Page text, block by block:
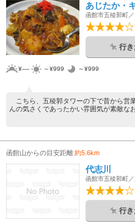
あじたか・
函館市五稜郭町
行
¥---- ～¥999 ～¥999
こちら、五稜郭タワーの下で昔から営
んの気さくであったかい雰囲気が素敵な
函館山からの目安距離約5.6km
代志川
函館市五稜郭町
行